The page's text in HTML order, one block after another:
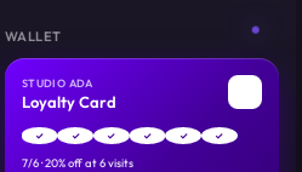
WALLET
STUDIO ADA
Loyalty Card
✓ ✓ ✓ ✓ ✓ ✓
7/6·20% off at 6 visits